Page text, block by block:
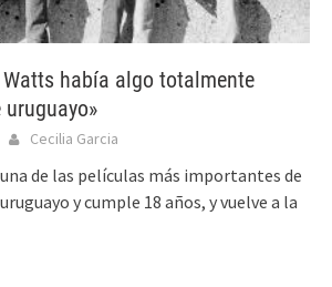
había algo totalmente
Cecilia Garcia
de las películas más importantes de
y cumple 18 años, y vuelve a la